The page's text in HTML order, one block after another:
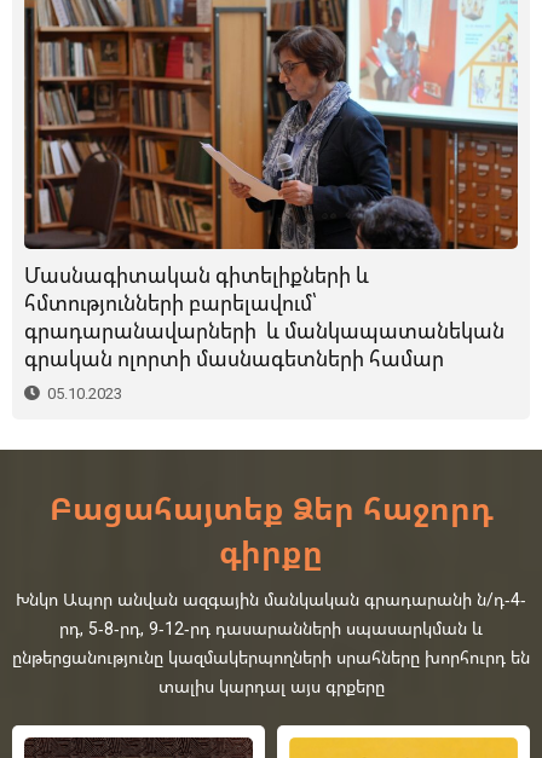
Մասնագիտական գիտելիքների և
հմտությունների բարելավում՝
գրադարանավարների և մանկապատանեկան
գրական ոլորտի մասնագետների համար
05.10.2023
Բացահայտեք Ձեր հաջորդ
գիրքը
Խնկո Ապոր անվան ազգային մանկական գրադարանի ն/դ-4-
րդ, 5-8-րդ, 9-12-րդ դասարանների սպասարկման և
ընթերցանությունը կազմակերպողների սրահները խորհուրդ են
տալիս կարդալ այս գրքերը